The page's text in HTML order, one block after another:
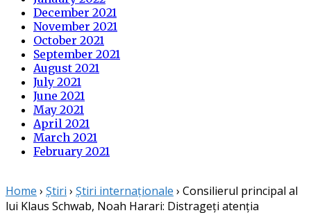
December 2021
November 2021
October 2021
September 2021
August 2021
July 2021
June 2021
May 2021
April 2021
March 2021
February 2021
Home › Știri › Știri internaționale › Consilierul principal al
lui Klaus Schwab, Noah Harari: Distrageți atenția